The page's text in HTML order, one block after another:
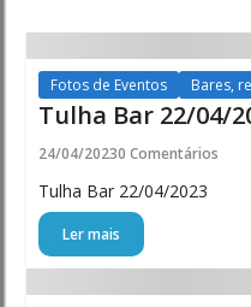
-
Porto
Todas
as
notícias
Fotos de Eventos Bares,
Tulha Bar 22/04/
24/04/20230 Comentários
Tulha Bar 22/04/2023
Ler mais